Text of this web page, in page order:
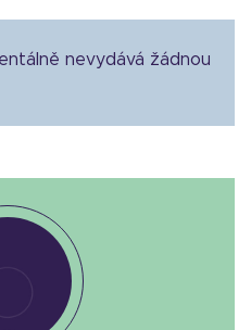
nevydává žádnou